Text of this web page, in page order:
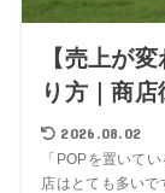
【売上が
り方｜商
2026.08.02
「POPを置いて
店はとても多いで